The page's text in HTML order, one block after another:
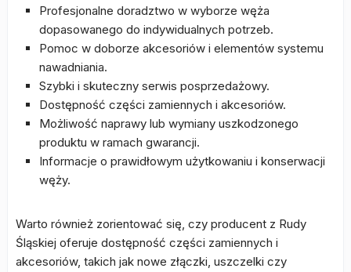
Profesjonalne doradztwo w wyborze węża
dopasowanego do indywidualnych potrzeb.
Pomoc w doborze akcesoriów i elementów systemu
nawadniania.
Szybki i skuteczny serwis posprzedażowy.
Dostępność części zamiennych i akcesoriów.
Możliwość naprawy lub wymiany uszkodzonego
produktu w ramach gwarancji.
Informacje o prawidłowym użytkowaniu i konserwacji
węży.
Warto również zorientować się, czy producent z Rudy
Śląskiej oferuje dostępność części zamiennych i
akcesoriów, takich jak nowe złączki, uszczelki czy